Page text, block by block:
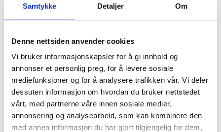
Samtykke Detaljer Om
Denne nettsiden anvender cookies
Vi bruker informasjonskapsler for å gi innhold og
annonser et personlig preg, for å levere sosiale
mediefunksjoner og for å analysere trafikken vår. Vi deler
dessuten informasjon om hvordan du bruker nettstedet
vårt, med partnerne våre innen sosiale medier,
annonsering og analysearbeid, som kan kombinere den
med annen informasjon du har gjort tilgjengelig for dem,
modifisert med nitrocellulose brukes som bindemiddel i
syreherdende produkter. Syreherdende produkter kan være av en
eller tokomponent type. En syreherder skal tilsettes et
tokomponent materiale før påføring. Syreherdende materialer
herder som et resultat av en polykondensationsprosess.